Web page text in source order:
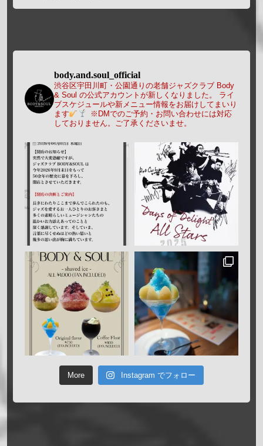
body.and.soul_official
渋谷区宇田川町・公園通りの老舗ジャズクラブ Body
& Soul の公式アカウントが新しくなりました。
ライ
ブスケジュールや新メニュー情報をお届けしてまいり
ます
※DMでのご予約・お問い合わせには対応
しておりません。ご了承くださいませ。
More Instagram でフォロー